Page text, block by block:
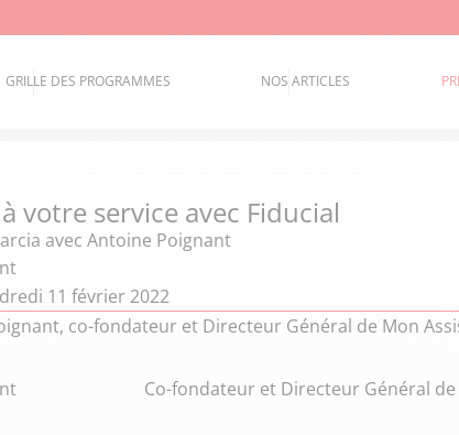
GRILLE DES PROGRAMMES NOS ARTICLES
votre service avec Fiducial
avec Antoine Poignant
11 février 2022
co-fondateur et Directeur Général de Mon
Co-fondateur et Directeur Général